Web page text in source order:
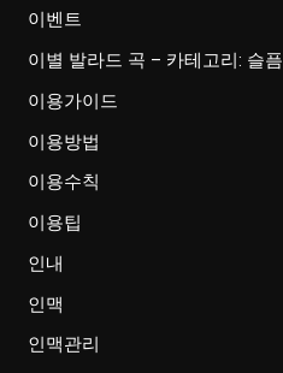
이벤트
이별 발라드 곡 – 카테고리: 슬픔
이용가이드
이용방법
이용수칙
이용팁
인내
인맥
인맥관리